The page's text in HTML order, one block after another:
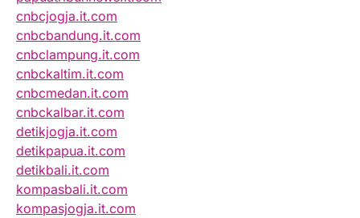
cnbcjogja.it.com
cnbcbandung.it.com
cnbclampung.it.com
cnbckaltim.it.com
cnbcmedan.it.com
cnbckalbar.it.com
detikjogja.it.com
detikpapua.it.com
detikbali.it.com
kompasbali.it.com
kompasjogja.it.com